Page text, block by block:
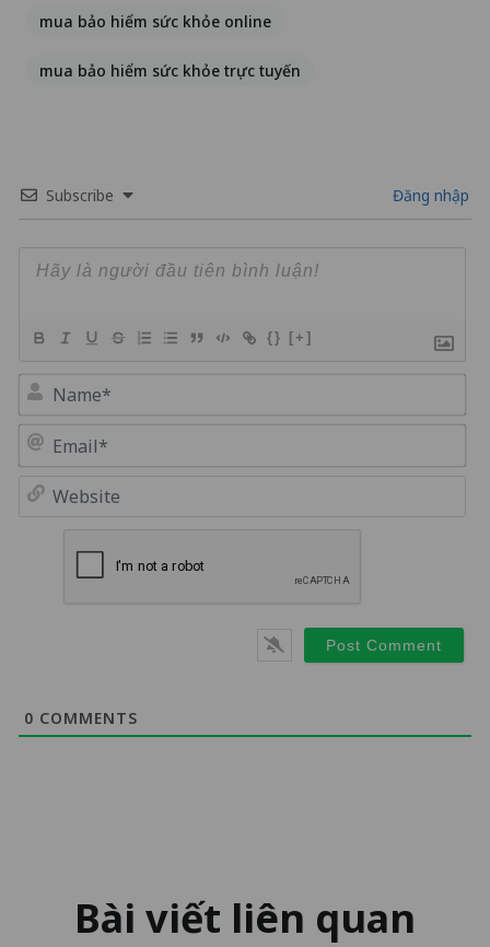
mua bảo hiểm sức khỏe online
mua bảo hiểm sức khỏe trực tuyến
Subscribe Đăng nhập
{} [+]
0 COMMENTS
Bài viết liên quan